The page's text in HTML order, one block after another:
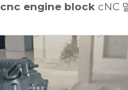
cnc engine block cNC